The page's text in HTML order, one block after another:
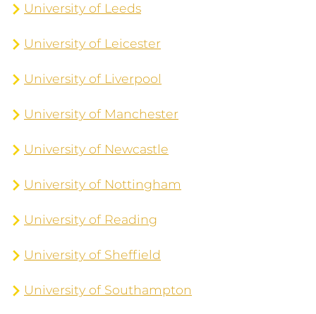
University of Leeds
University of Leicester
University of Liverpool
University of Manchester
University of Newcastle
University of Nottingham
University of Reading
University of Sheffield
University of Southampton